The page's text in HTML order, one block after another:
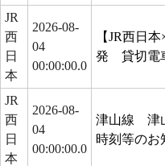
JR
西
日
本
2026-08-
04
00:00:00.0
【JR西日
発 貸切電
JR
西
日
本
2026-08-
04
00:00:00.0
津山線 津
時刻等のお